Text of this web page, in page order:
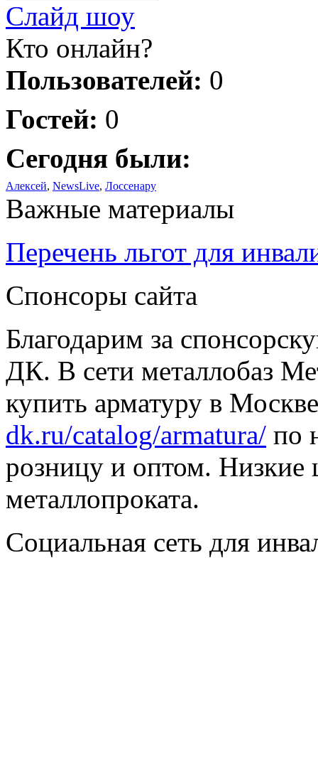
Слайд шоу
Кто онлайн?
Пользователей: 0
Гостей: 0
Сегодня были:
Алексей, NewsLive, Лоссенару
Важные материалы
Перечень льгот для
Спонсоры сайта
Благодарим за
ДК. В сети металлобаз
купить арматуру в
dk.ru/catalog/armatura/ по
розницу и оптом. Низкие
металлопроката.
Социальная сеть для